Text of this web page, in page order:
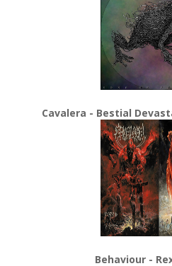
Cavalera - Bestial
Behaviour -